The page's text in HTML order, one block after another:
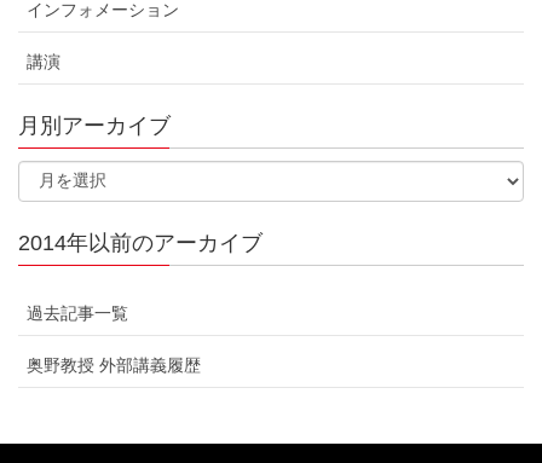
インフォメーション
講演
月別アーカイブ
2014年以前のアーカイブ
過去記事一覧
奥野教授 外部講義履歴